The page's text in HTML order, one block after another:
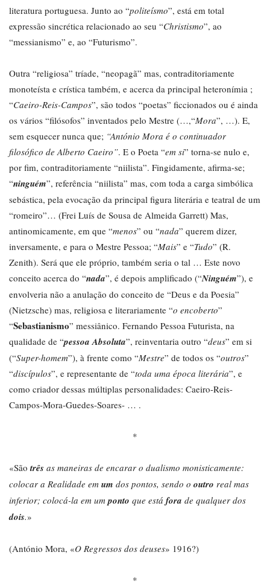
literatura portuguesa. Junto ao “politeísmo”, está em total
expressão sincrética relacionado ao seu “Christismo”, ao
“messianismo” e, ao “Futurismo”.
Outra “religiosa” tríade, “neopagã” mas, contraditoriamente
monoteísta e crística também, e acerca da principal heteronímia ;
“Caeiro-Reis-Campos”, são todos “poetas” ficcionados ou é ainda
os vários “filósofos” inventados pelo Mestre (…,“Mora”, …). E,
sem esquecer nunca que; “António Mora é o continuador
filosófico de Alberto Caeiro”. E o Poeta “em si” torna-se nulo e,
por fim, contraditoriamente “niilista”. Fingidamente, afirma-se;
“ninguém”, referência “niilista” mas, com toda a carga simbólica
sebástica, pela evocação da principal figura literária e teatral de um
“romeiro”… (Frei Luís de Sousa de Almeida Garrett) Mas,
antinomicamente, em que “menos” ou “nada” querem dizer,
inversamente, e para o Mestre Pessoa; “Mais” e “Tudo” (R.
Zenith). Será que ele próprio, também seria o tal … Este novo
conceito acerca do “nada”, é depois amplificado (“Ninguém”), e
envolveria não a anulação do conceito de “Deus e da Poesia”
(Nietzsche) mas, religiosa e literariamente “o encoberto”
“Sebastianismo” messiânico. Fernando Pessoa Futurista, na
qualidade de “pessoa Absoluta”, reinventaria outro “deus” em si
(“Super-homem”), à frente como “Mestre” de todos os “outros”
“discípulos”, e representante de “toda uma época literária”, e
como criador dessas múltiplas personalidades: Caeiro-Reis-
Campos-Mora-Guedes-Soares- … .
*
«São três as maneiras de encarar o dualismo monisticamente:
colocar a Realidade em um dos pontos, sendo o outro real mas
inferior; colocá-la em umponto que está fora de qualquer dos
dois.»
(António Mora, «O Regressos dos deuses» 1916?)
*